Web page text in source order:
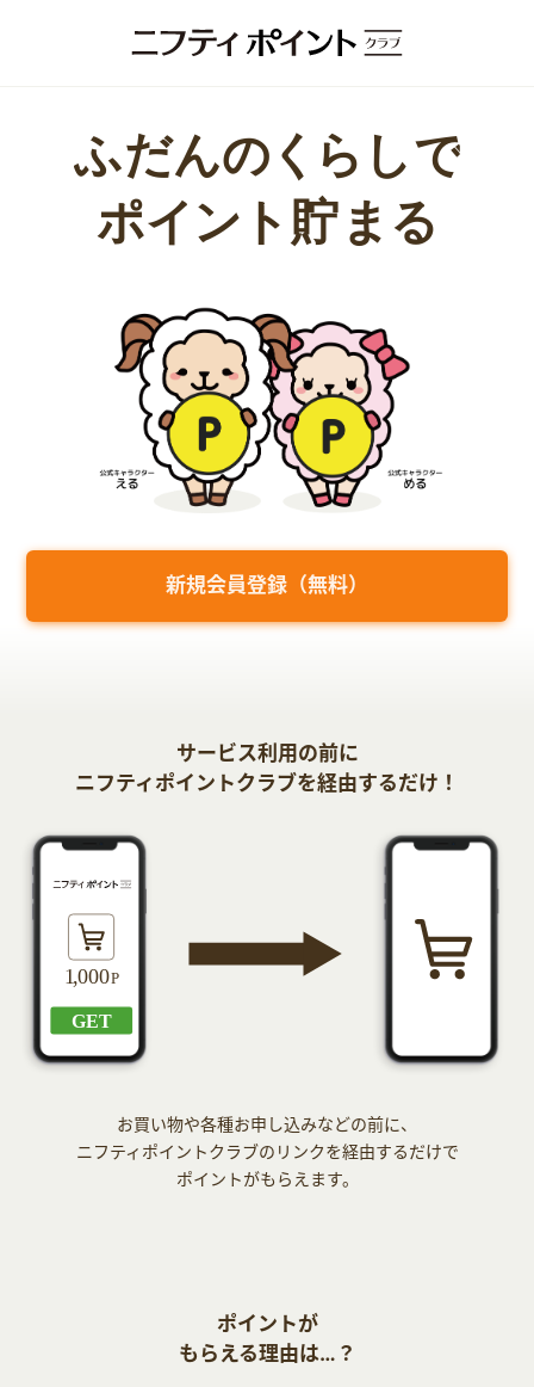
新規会員登録（無料）
サービス利用の前に
ニフティポイントクラブを経由するだけ！
お買い物や各種お申し込みなどの前に、
ニフティポイントクラブのリンクを経由するだけで
ポイントがもらえます。
ポイントが
もらえる理由は…？